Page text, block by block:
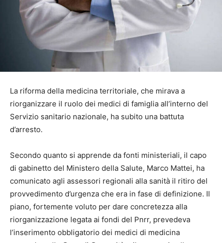
La riforma della medicina territoriale, che mirava a
riorganizzare il ruolo dei medici di famiglia all’interno del
Servizio sanitario nazionale, ha subito una battuta
d’arresto.
Secondo quanto si apprende da fonti ministeriali, il capo
di gabinetto del Ministero della Salute, Marco Mattei, ha
comunicato agli assessori regionali alla sanità il ritiro del
provvedimento d’urgenza che era in fase di definizione. Il
piano, fortemente voluto per dare concretezza alla
riorganizzazione legata ai fondi del Pnrr, prevedeva
l’inserimento obbligatorio dei medici di medicina